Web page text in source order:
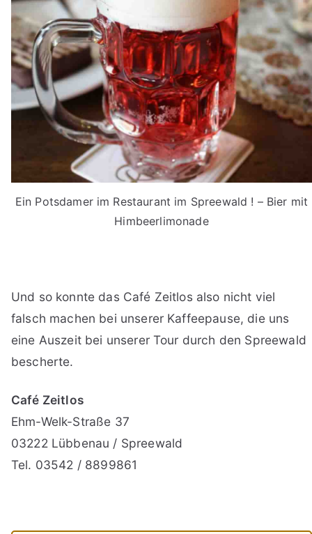
Ein Potsdamer im Restaurant im Spreewald ! – Bier mit
Himbeerlimonade
Und so konnte das Café Zeitlos also nicht viel
falsch machen bei unserer Kaffeepause, die uns
eine Auszeit bei unserer Tour durch den Spreewald
bescherte.
Café Zeitlos
Ehm-Welk-Straße 37
03222 Lübbenau / Spreewald
Tel. 03542 / 8899861